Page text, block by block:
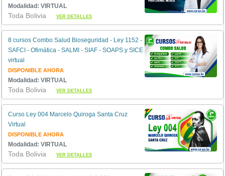
Modalidad: VIRTUAL
Toda BoliviaVER DETALLES
8 cursos Combo Salud Bioseguridad - Ley 1152 -
SAFCI - Ofimática - SALMI - SIAF - SOAPS y SICE
virtual
DISPONIBLE AHORA
Modalidad: VIRTUAL
Toda BoliviaVER DETALLES
Curso Ley 004 Marcelo Quiroga Santa Cruz
Virtual
DISPONIBLE AHORA
Modalidad: VIRTUAL
Toda BoliviaVER DETALLES